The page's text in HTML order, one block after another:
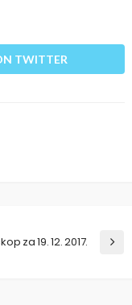
TWITTER
za 19. 12. 2017.